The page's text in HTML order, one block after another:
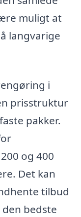
muligt at
langvarige
i
prisstruktur
pakker.
og 400
Det kan
tilbud
bedste